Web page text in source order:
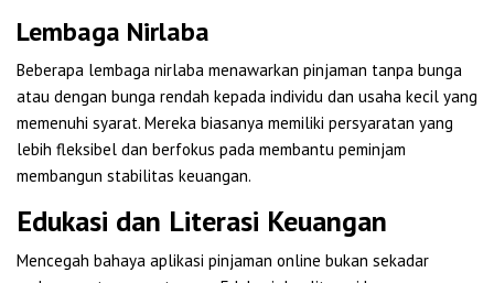
Lembaga Nirlaba
Beberapa lembaga nirlaba menawarkan pinjaman tanpa bunga
atau dengan bunga rendah kepada individu dan usaha kecil yang
memenuhi syarat. Mereka biasanya memiliki persyaratan yang
lebih fleksibel dan berfokus pada membantu peminjam
membangun stabilitas keuangan.
Edukasi dan Literasi Keuangan
Mencegah bahaya aplikasi pinjaman online bukan sekadar